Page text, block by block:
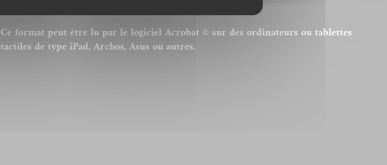
Ce format peut être lu par le logiciel Acrobat © sur des ordinateurs ou tablettes
tactiles de type iPad, Archos, Asus ou autres.